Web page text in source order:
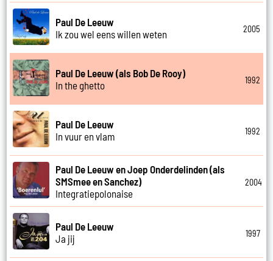
Paul De Leeuw
Ik zou wel eens willen weten
2005
Paul De Leeuw (als Bob De Rooy)
In the ghetto
1992
Paul De Leeuw
In vuur en vlam
1992
Paul De Leeuw en Joep Onderdelinden (als
SMSmee en Sanchez)
Integratiepolonaise
2004
Paul De Leeuw
Ja jij
1997